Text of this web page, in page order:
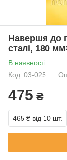
Навершя до
сталі, 180
В наявності
Код: 03-025
475 ₴
465 ₴ від 10 шт.